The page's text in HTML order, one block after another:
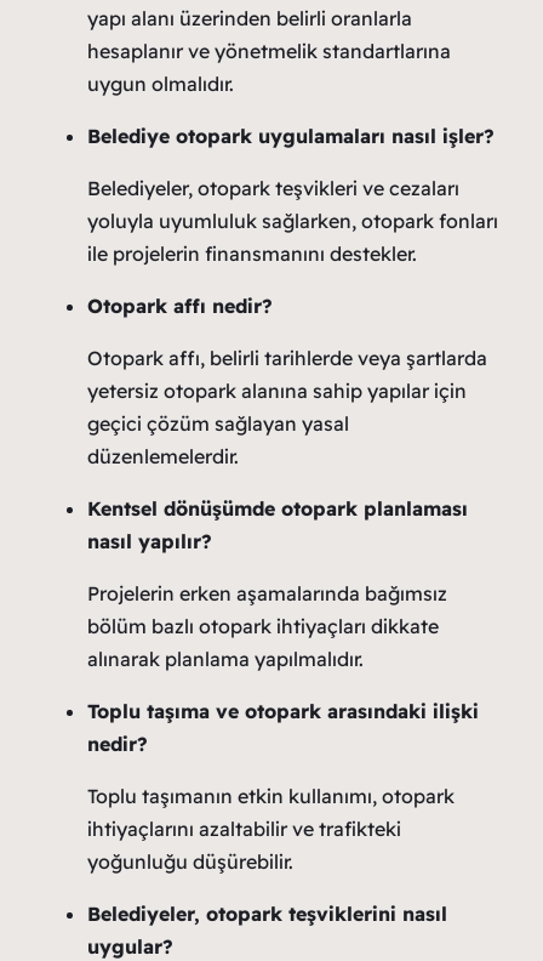
yapı alanı üzerinden belirli oranlarla
hesaplanır ve yönetmelik standartlarına
uygun olmalıdır.
Belediye otopark uygulamaları nasıl işler?
Belediyeler, otopark teşvikleri ve cezaları
yoluyla uyumluluk sağlarken, otopark fonları
ile projelerin finansmanını destekler.
Otopark affı nedir?
Otopark affı, belirli tarihlerde veya şartlarda
yetersiz otopark alanına sahip yapılar için
geçici çözüm sağlayan yasal
düzenlemelerdir.
Kentsel dönüşümde otopark planlaması
nasıl yapılır?
Projelerin erken aşamalarında bağımsız
bölüm bazlı otopark ihtiyaçları dikkate
alınarak planlama yapılmalıdır.
Toplu taşıma ve otopark arasındaki ilişki
nedir?
Toplu taşımanın etkin kullanımı, otopark
ihtiyaçlarını azaltabilir ve trafikteki
yoğunluğu düşürebilir.
Belediyeler, otopark teşviklerini nasıl
uygular?